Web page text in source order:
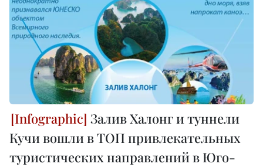
Залив Халонг и туннели
Кучи вошли в ТОП привлекательных
туристических направлений в Юго-